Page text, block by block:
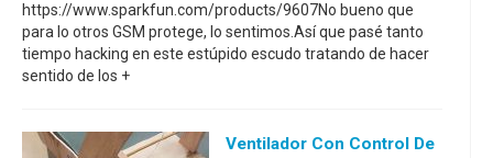
https://www.sparkfun.com/products/9607No bueno que
para lo otros GSM protege, lo sentimos.Así que pasé tanto
tiempo hacking en este estúpido escudo tratando de hacer
sentido de los +
Ventilador Con Control De